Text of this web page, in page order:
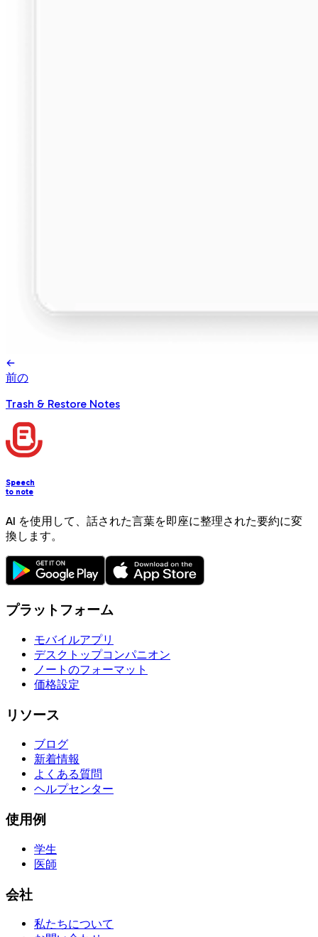
前の
Trash & Restore Notes
Speech
to note
AI を使用して、話された言葉を即座に整理された要約に変
換します。
プラットフォーム
モバイルアプリ
デスクトップコンパニオン
ノートのフォーマット
価格設定
リソース
ブログ
新着情報
よくある質問
ヘルプセンター
使用例
学生
医師
会社
私たちについて